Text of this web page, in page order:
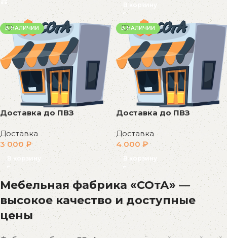
В корзину
В НАЛИЧИИ
Доставка до ПВЗ
Доставка
3 000 ₽
В корзину
В НАЛИЧИИ
Доставка до ПВЗ
Доставка
4 000 ₽
В корзину
Мебельная фабрика «СОтА» —
высокое качество и доступные
цены